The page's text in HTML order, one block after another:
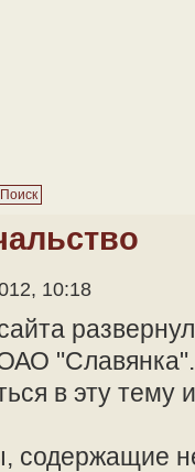
10:18
в эту тему
содержащие